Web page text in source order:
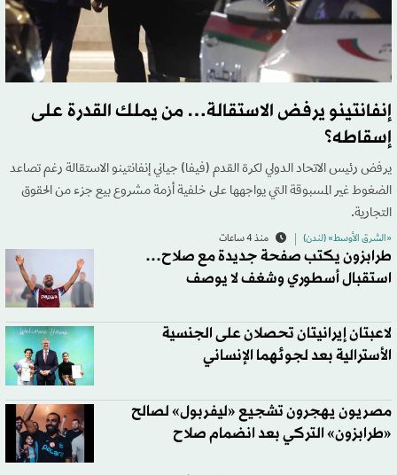
إنفانتينو يرفض الاستقالة… من يملك القدرة على
إسقاطه؟
يرفض رئيس الاتحاد الدولي لكرة القدم (فيفا) جياني إنفانتينو الاستقالة رغم تصاعد
الضغوط غير المسبوقة التي يواجهها على خلفية أزمة مشروع بيع جزء من الحقوق
التجارية.
«الشرق الأوسط» (لندن) منذ 4 ساعات
طرابزون يكتب صفحة جديدة مع صلاح…
استقبال أسطوري وشغف لا يوصف
لاعبتان إيرانيتان تحصلان على الجنسية
الأسترالية بعد لجوئهما الإنساني
مصريون يهجرون تشجيع «ليفربول» لصالح
«طرابزون» التركي بعد انضمام صلاح